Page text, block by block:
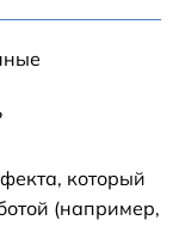
который
(например,